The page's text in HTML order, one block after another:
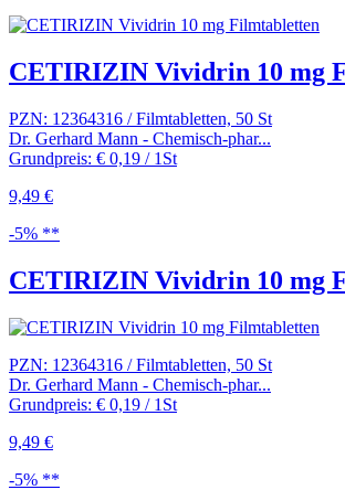
CETIRIZIN Vividrin 10 mg
PZN: 12364316 / Filmtabletten, 50 St
Dr. Gerhard Mann - Chemisch-phar...
Grundpreis: € 0,19 / 1St
9,49 €
-5% **
CETIRIZIN Vividrin 10 mg
PZN: 12364316 / Filmtabletten, 50 St
Dr. Gerhard Mann - Chemisch-phar...
Grundpreis: € 0,19 / 1St
9,49 €
-5% **